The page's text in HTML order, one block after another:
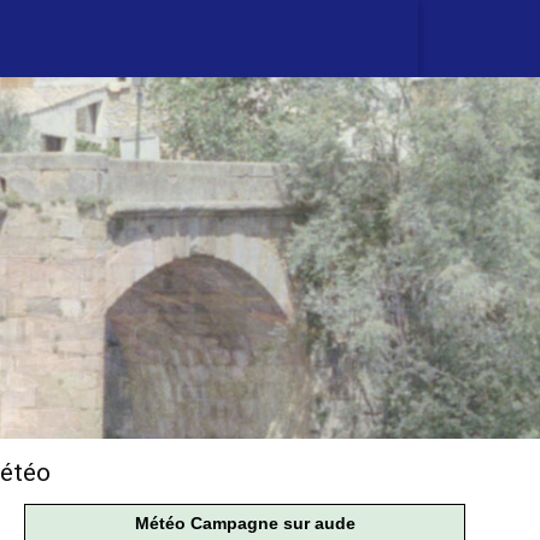
Météo Campagne sur aude